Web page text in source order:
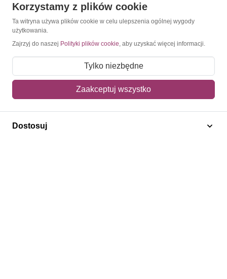
Konto
Moje konto
Moje zamówienia
Mój koszyk
Adres dostawy
Polecamy
Korzystamy z plików cookie
Ta witryna używa plików cookie w celu ulepszenia ogólnej wygody
użytkowania.
Zajrzyj do naszej Polityki plików cookie, aby uzyskać więcej informacji.
Tylko niezbędne
Zaakceptuj wszystko
Dostosuj